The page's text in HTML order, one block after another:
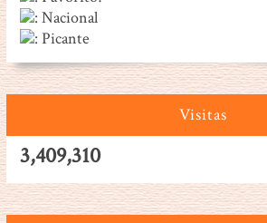
: Nacional
: Picante
Visitas
3,409,310